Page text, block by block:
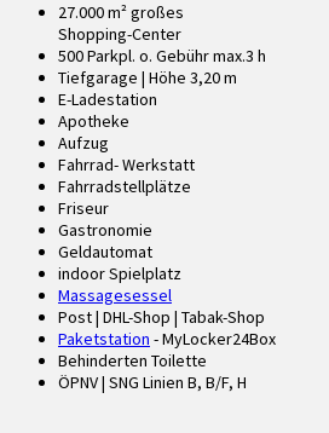
27.000 m² großes
Shopping-Center
500 Parkpl. o. Gebühr max.3 h
Tiefgarage | Höhe 3,20 m
E-Ladestation
Apotheke
Aufzug
Fahrrad- Werkstatt
Fahrradstellplätze
Friseur
Gastronomie
Geldautomat
indoor Spielplatz
Massagesessel
Post | DHL-Shop | Tabak-Shop
Paketstation - MyLocker24Box
Behinderten Toilette
ÖPNV | SNG Linien B, B/F, H